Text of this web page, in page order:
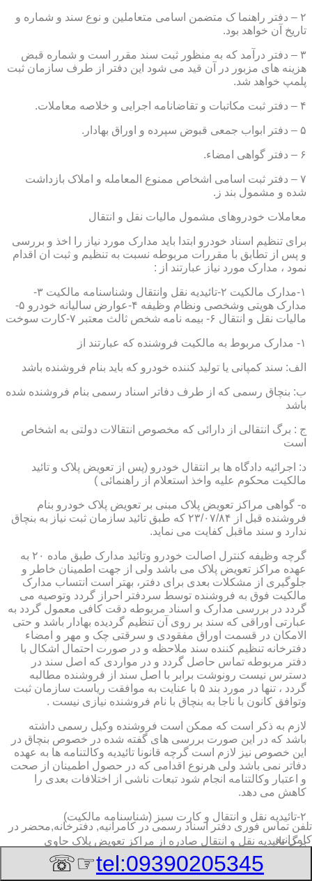
۲ – دفتر راهنما ک متضمن اسامی متعاملین و نوع سند و شماره و
تاریخ آن خواهد بود.
۳ – دفتر درآمد که به منظور ثبت سند مقرر است و شماره قبض
هزینه های مزبور در آن قید می شود این دفتر از طرف سازمان ثبت
پلمپ خواهد شد.
۴ – دفتر ثبت مکاتبات و تقاضانامه اجرایی و خلاصه معاملات.
۵ – دفتر ابواب جمعی قبوض سپرده و اوراق بهادار.
۶ – دفتر گواهی امضاء.
۷ – دفتر ثبت اسامی اشخاص ممنوع المعامله و املاک بازداشت
شده و مشمول بند ز.
معاملات خودروهای مشمول مالیات نقل و انتقال
برای تنظیم اسناد خودرو ابتدا باید مدارک مورد نیاز را اخذ و بررسی
و پس از تطابق با مقررات مربوطه نسبت به تنظیم و ثبت ان اقدام
نمود ، مدارک مورد نیاز عبارتند از :
۱-مدارک مالکیت ۲-تائیدیه نقل وانتقال وشناسنامه مالکیت ۳-
مدارک هویتی وشخصی ونظام وظیفه ۴-عوارض سالیانه خودرو ۵-
مالیات نقل و انتقال ۶- بیمه نامه شخص ثالث معتبر ۷-کارت سوخت
۱- مدارک مربوط به مالکیت فروشنده که عبارتند از
الف: سند کمپانی یا تولید کننده خودرو که باید بنام فروشنده باشد
ب: بنچاق رسمی که از طرف دفاتر اسناد رسمی بنام فروشنده شده
باشد
ج : برگ انتقالی از دارائی که مخصوص انتقالات دولتی به اشخاص
است
د: اجرائیه دادگاه ها بر انتقال خودرو (پس از تعویض پلاک و تائید
مالکیت محکوم علیه واخذ استعلام از راهنمائی )
ه- گواهی مراکز تعویض پلاک مبنی بر تعویض پلاک خودرو بنام
فروشنده قبل از ۲۳/۰۷/۸۴ که طبق تائید سازمان ثبت نیاز به بنچاق
ندارد و سند ماقبل کفایت می نماید.
گرچه وظیفه کنترل اصالت خودرو وتائید مدارک طبق ماده ۲۰ به
عهده مراکز تعویض پلاک می باشد ولی از جهت اطمینان خاطر و
جلوگیری از مشکلات بعدی برای دفتر، بهتر است انتساب مدارک
مالکیت فوق به فروشنده توسط سردفتر احراز گردد وتوصیه می
گردد در بررسی مدارک و اسناد مربوطه دقت کافی معمول گردد به
عبارتی اوراقی که سند بر روی آن تنظیم گردیده بهادار باشد و حتی
الامکان در قسمت اوراق مفقودی و سرقتی چک و مهر و امضاء
دفترخانه تنظیم کننده سند ملاحظه و در صورت احتمال اشکال با
دفتر مربوطه تماس حاصل گردد و در مواردی که اصل سند در
دسترس نیست رونوشت برابر با اصل سند از فروشنده مطالبه
گردد ، تنها در مورد بند ۵ با عنایت به موافقت ریاست سازمان ثبت
وتوافق کانون با ناجا به بنچاق با نام فروشنده نیازی نیست .
لازم به ذکر است که ممکن است فروشنده وکیل رسمی داشته
باشد که در این صورت بررسی های گفته شده در خصوص بنچاق در
این خصوص نیز لازم است گرچه قانونا تائیدیه وکالتنامه ها به عهده
دفاتر نمی باشد ولی هرنوع اقدامی که در حصول اطمینان از صحت
و اعتبار وکالتنامه انجام شود تبعات ناشی از اختلافات بعدی را
کاهش می دهد.
۲-تائیدیه نقل و انتقال و کارت سبز (شناسنامه مالکیت)
برگ تائیدیه نقل و انتقال صادره از مراکز تعویض پلاک حاوی
مشخصات کامل خودرو اعم از نوع ، سیستم ، مدل ، رنگ ، شماره
تلفن تماس فوری دفتر اسناد رسمی در کامرانیه, دفترخانه,محضر در
کامرانیه
tel:09390205345
☞☏